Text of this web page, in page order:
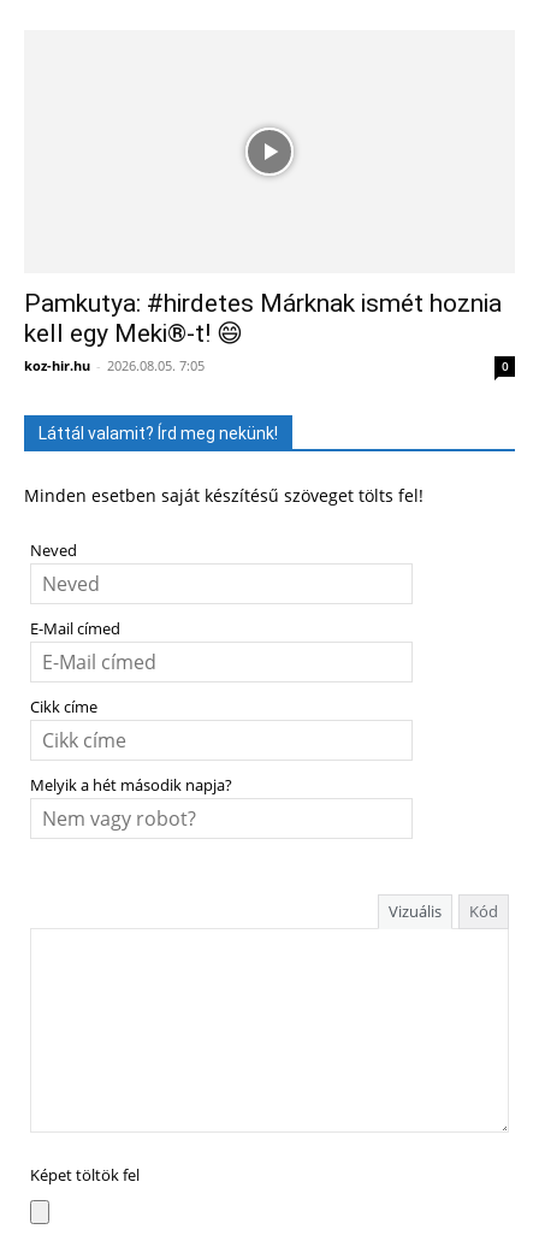
Pamkutya: #hirdetes Márknak ismét hoznia
kell egy Meki®-t! 😄
koz-hir.hu - 2026.08.05. 7:05 0
Láttál valamit? Írd meg nekünk!
Minden esetben saját készítésű szöveget tölts fel!
Neved
E-Mail címed
Cikk címe
Melyik a hét második napja?
Vizuális Kód
Képet töltök fel